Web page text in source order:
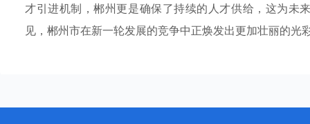
才引进机制，郴州更是确保了持续的人才供给，这为未
见，郴州市在新一轮发展的竞争中正焕发出更加壮丽的光